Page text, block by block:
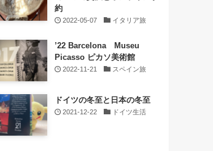
約
2022-05-07 イタリア旅
’22 Barcelona Museu
Picasso ピカソ美術館
2022-11-21 スペイン旅
ドイツの冬至と日本の冬至
2021-12-22 ドイツ生活